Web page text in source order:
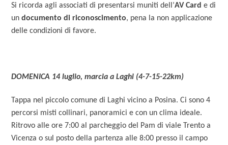
Si ricorda agli associati di presentarsi muniti dell’AV Carde di
undocumento di riconoscimento, pena la non applicazione
delle condizioni di favore.
DOMENICA 14 luglio, marcia a Laghi (4-7-15-22km)
Tappa nel piccolo comune di Laghi vicino a Posina. Ci sono 4
percorsi misti collinari, panoramici e con un clima ideale.
Ritrovo alle ore 7:00 al parcheggio del Pam di viale Trento a
Vicenza o sul posto della partenza alle 8:00 presso il campo